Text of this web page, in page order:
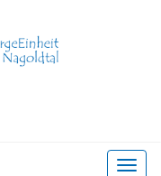
Toggle